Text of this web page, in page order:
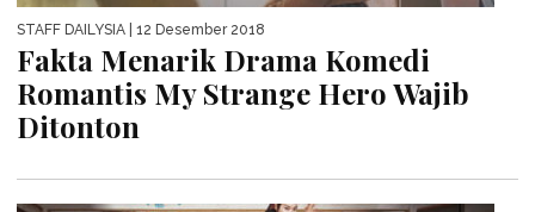
STAFF DAILYSIA | 12 Desember 2018
Fakta Menarik Drama Komedi
Romantis My Strange Hero Wajib
Ditonton